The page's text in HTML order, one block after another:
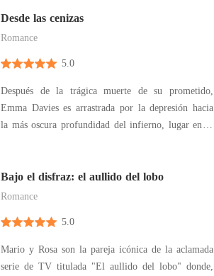
planes, sin pensar que se convertiría en el actor de
películ
Desde las cenizas
Romance
5.0
Después de la trágica muerte de su prometido,
Emma Davies es arrastrada por la depresión hacia
la más oscura profundidad del infierno, lugar en el
obliga a reencontrarse con viejos amigos y convivir
co
Bajo el disfraz: el aullido del lobo
Romance
5.0
Mario y Rosa son la pareja icónica de la aclamada
serie de TV titulada "El aullido del lobo" donde,